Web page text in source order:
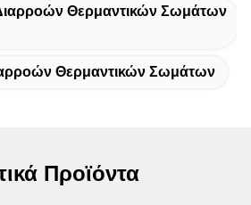
Θερμαντικών Σωμάτων
Θερμαντικών Σωμάτων
Προϊόντα